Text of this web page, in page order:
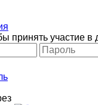
принять участие в